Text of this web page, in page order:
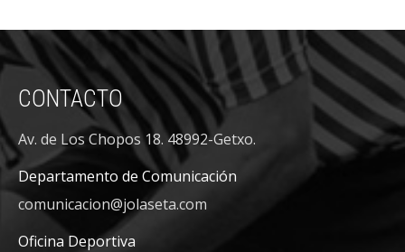
CONTACTO
Av. de Los Chopos 18. 48992-Getxo.
Departamento de Comunicación
comunicacion@jolaseta.com
Oficina Deportiva